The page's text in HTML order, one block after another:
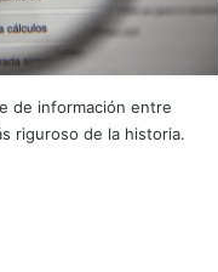
de información entre
riguroso de la historia.